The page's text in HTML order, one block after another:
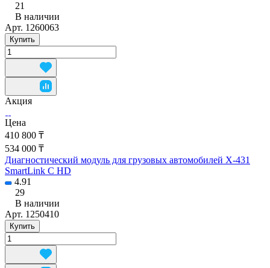
21
В наличии
Арт. 1260063
Купить
Акция
Цена
410 800 ₸
534 000 ₸
Диагностический модуль для грузовых автомобилей X-431
SmartLink C HD
4.91
29
В наличии
Арт. 1250410
Купить